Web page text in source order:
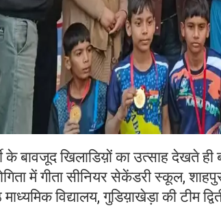
के बावजूद खिलाडिय़ों का उत्साह देखते
में गीता सीनियर सेकेंडरी स्कूल,
माध्यमिक विद्यालय, गुडिय़ाखेड़ा की टीम